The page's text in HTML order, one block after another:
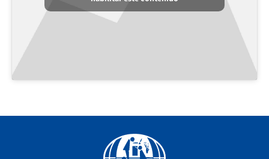
Facebook
YouTube
Instagram